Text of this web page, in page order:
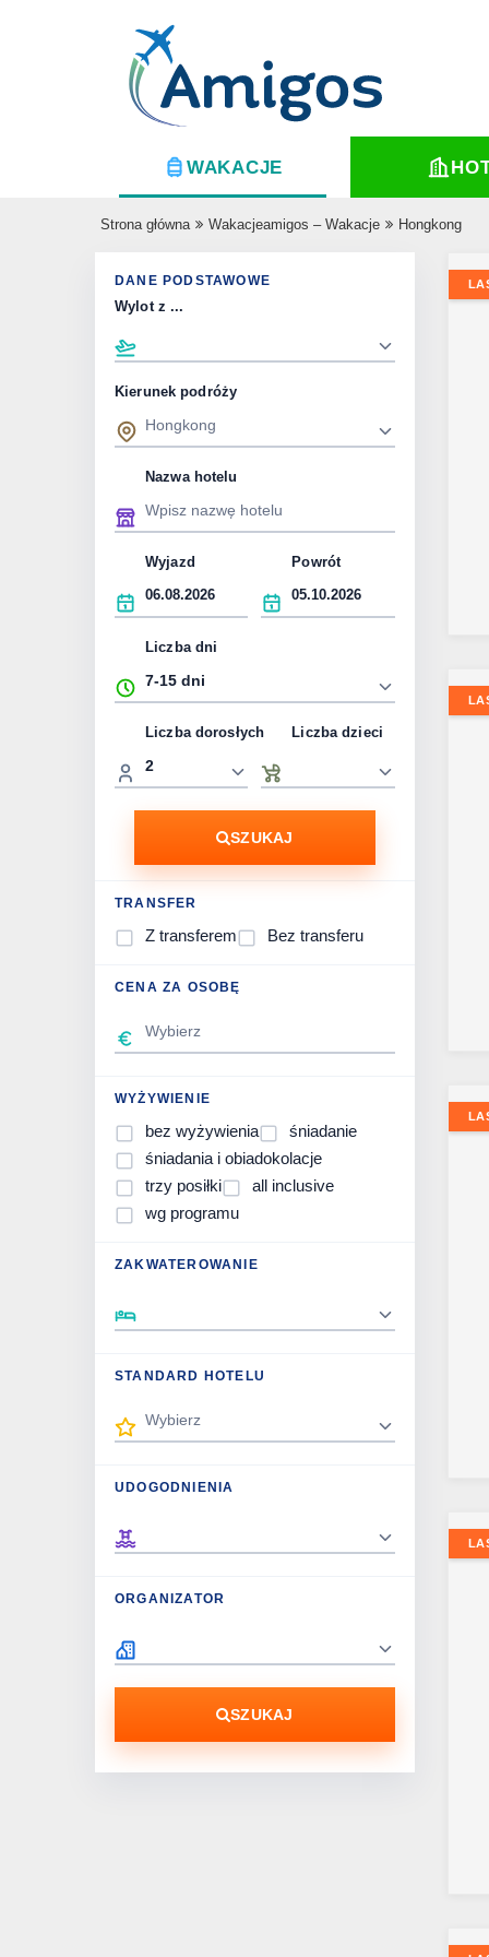
WAKACJE
Strona główna Wakacjeamigos – Wakacje Hongkong
DANE PODSTAWOWE
Wylot z ...
Kierunek podróży
Nazwa hotelu
Wyjazd Powrót
Liczba dni
Liczba dorosłych Liczba dzieci
SZUKAJ
TRANSFER
Z transferem Bez transferu
CENA ZA OSOBĘ
WYŻYWIENIE
bez wyżywienia
śniadanie
śniadania i obiadokolacje
trzy posiłki
all inclusive
wg programu
ZAKWATEROWANIE
STANDARD HOTELU
UDOGODNIENIA
ORGANIZATOR
SZUKAJ